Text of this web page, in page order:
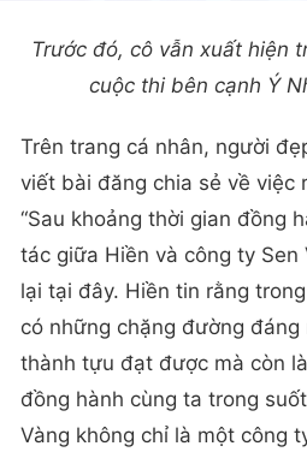
Trước đó, cô vẫn xuất hiện
cuộc thi bên cạnh Ý
Trên trang cá nhân, người
viết bài đăng chia sẻ về việc
“Sau khoảng thời gian đồng
tác giữa Hiền và công ty
lại tại đây. Hiền tin rằng
có những chặng đường đáng
thành tựu đạt được mà còn
đồng hành cùng ta trong
Vàng không chỉ là một công